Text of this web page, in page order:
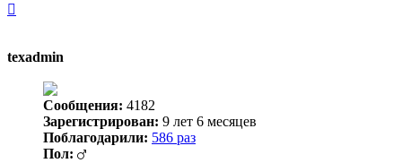
texadmin
Сообщения: 4182
Зарегистрирован: 9 лет 6 месяцев
Поблагодарили: 586 раз
Пол: